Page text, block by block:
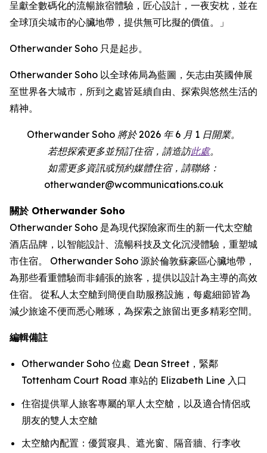
呈獻全數碼化的流暢旅宿體驗，匠心設計，一夜安枕，並在
全球頂尖城市的心臟地帶，提供無可比擬的價值。」
Otherwander Soho 只是起步。
Otherwander Soho 以全球佈局為藍圖，矢志由英國伸展
至世界各大城市，所到之處皆延續自由、探索與悠然生活的
精神。
Otherwander Soho 將於 2026 年 6 月 1 日開業。
若想探索更多並預訂住宿，請造訪此處。
如需更多資訊或預約媒體住宿，請聯絡：
otherwander@wcommunications.co.uk
關於 Otherwander Soho
Otherwander Soho 是為現代探險家而生的新一代太空艙
酒店品牌，以智能設計、流暢科技及文化沉浸體驗，重塑城
市住宿。 Otherwander Soho 源於倫敦蘇豪區心臟地帶，
為那些看重體驗而非鋪張的旅客，提供以設計為主導的高效
住宿。 從私人太空艙到簡便自助服務設施，每處細節皆為
減少旅途不便而悉心雕琢，為探索之旅留出更多精彩空間。
編輯備註
Otherwander Soho 位處 Dean Street，緊鄰
Tottenham Court Road 車站的 Elizabeth Line 入口
住宿提供單人旅客專屬的單人太空艙，以及適合情侶或
朋友的雙人太空艙
太空艙內配置：優質寢具、遮光窗、隔音牆、行李收